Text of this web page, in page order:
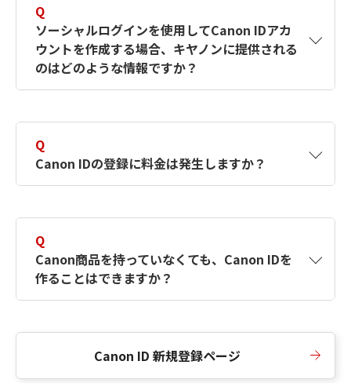
す。詳しい作成方法は【カメラ】Canon IDとは
何ですか？Canon IDの作成方法は？をご確認く
ださい。
Q
ソーシャルログインを使用してCanon IDアカ
ウントを作成する場合、キヤノンに提供される
のはどのような情報ですか？
択したサービスから取得します。アカウントを
簡単に作成できるように、この情報を使用して
Canon IDの登録フォームを入力します。
Q
Canon IDの登録に料金は発生しますか？
Q
Canon商品を持っていなくても、Canon IDを
作ることはできますか？
Canon ID 新規登録ページ